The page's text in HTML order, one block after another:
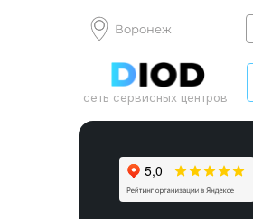
Воронеж
сеть сервисных центров